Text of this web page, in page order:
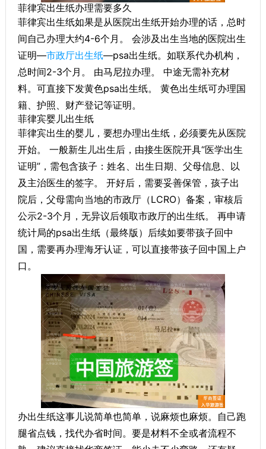
菲律宾出生纸办理需要多久
菲律宾出生纸如果是从医院出生纸开始办理的话，总时
间自己办理大约4-6个月。 会涉及出生当地的医院出生
证明—市政厅出生纸—psa出生纸。如联系代办机构，
总时间2-3个月。 由马尼拉办理。 中途无需补充材
料。可直接下发黄色psa出生纸。 黄色出生纸可办理国
籍、护照、财产登记等证明。
菲律宾婴儿出生纸
菲律宾出生的婴儿，要想办理出生纸，必须要先从医院
开始。 一般新生儿出生后，由接生医院开具“医学出生
证明”，需包含孩子：姓名、出生日期、父母信息、以
及主治医生的签字。 开好后，需要妥善保管，孩子出
院后，父母需向当地的市政厅（LCRO）备案，审核后
公示2-3个月，无异议后领取市政厅的出生纸。 再申请
统计局的psa出生纸（最终版）后续如要带孩子回中
国，需要再办理海牙认证，可以直接带孩子回中国上户
口。
办出生纸这事儿说简单也简单，说麻烦也麻烦。自己跑
腿省点钱，找代办省时间。要是材料不全或者流程不